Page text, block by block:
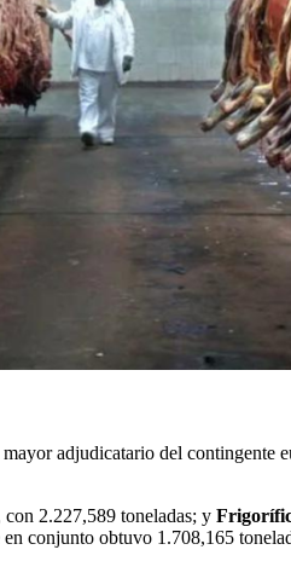
adjudicatario del contingente
con 2.227,589 toneladas; y
conjunto obtuvo 1.708,165